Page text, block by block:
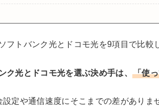
フトバンク光とドコモ光を9項目で比較
ク光とドコモ光を選ぶ決め手は、 「使
定や通信速度にそこまでの差がありま